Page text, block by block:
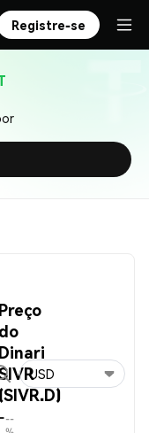
Registre-se
Preço
do
Dinari
(SIVR.D)
---
USD